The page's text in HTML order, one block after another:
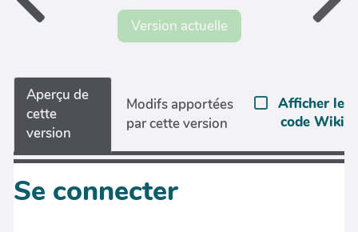
Version actuelle
Aperçu de
cette
version
Modifs apportées
par cette version
Afficher le
code Wiki